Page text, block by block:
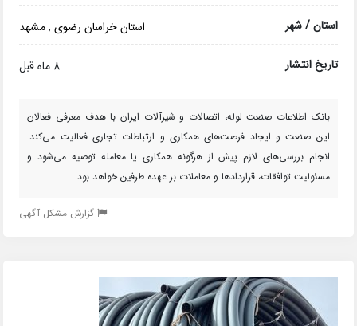
استان / شهر استان خراسان رضوی,مشهد
تاریخ انتشار 8 ماه قبل
بانک اطلاعات صنعت لوله، اتصالات و شیرآلات ایران با هدف معرفی فعالان
این صنعت و ایجاد فرصت‌های همکاری و ارتباطات تجاری فعالیت می‌کند.
انجام بررسی‌های لازم پیش از هرگونه همکاری یا معامله توصیه می‌شود و
مسئولیت توافقات، قراردادها و معاملات بر عهده طرفین خواهد بود.
گزارش مشکل آگهی